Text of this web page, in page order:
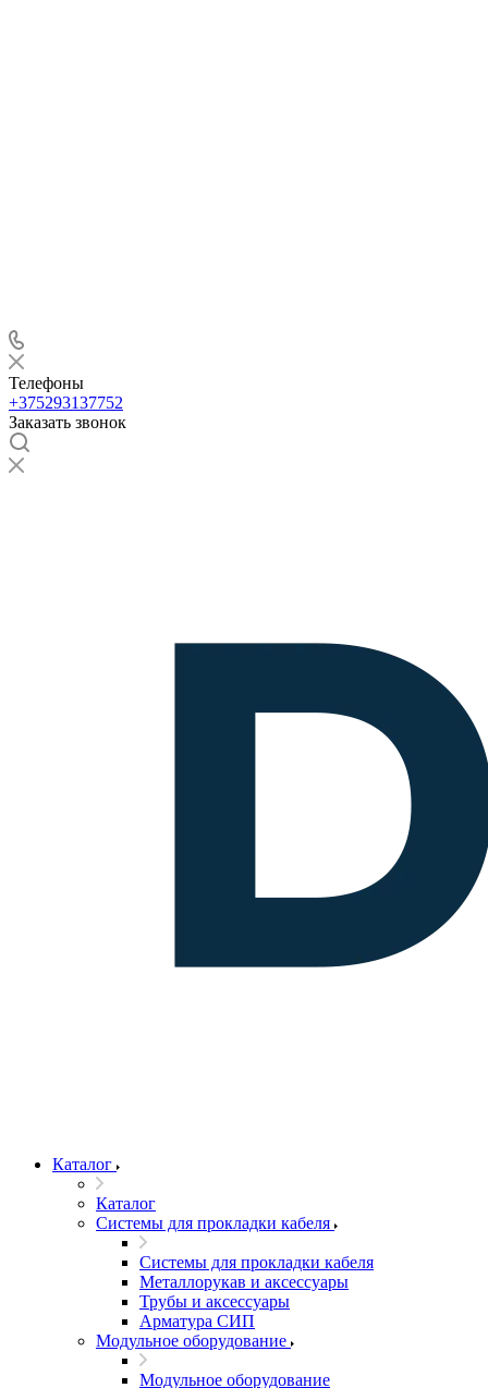
Телефоны
+375293137752
Заказать звонок
Каталог
Каталог
Системы для прокладки кабеля
Системы для прокладки кабеля
Металлорукав и аксессуары
Трубы и аксессуары
Арматура СИП
Модульное оборудование
Модульное оборудование